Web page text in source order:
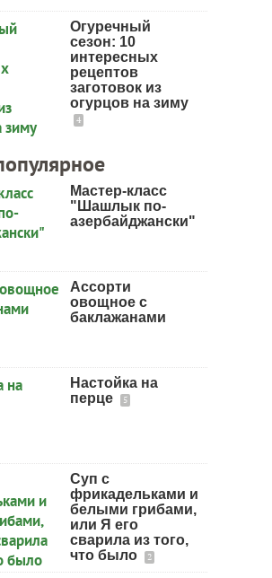
Огуречный
сезон: 10
интересных
рецептов
заготовок из
огурцов на зиму
4
Мастер-класс
"Шашлык по-
азербайджански"
Ассорти
овощное с
баклажанами
Настойка на
перце
5
Суп с
фрикадельками и
белыми грибами,
или Я его
сварила из того,
что было
2